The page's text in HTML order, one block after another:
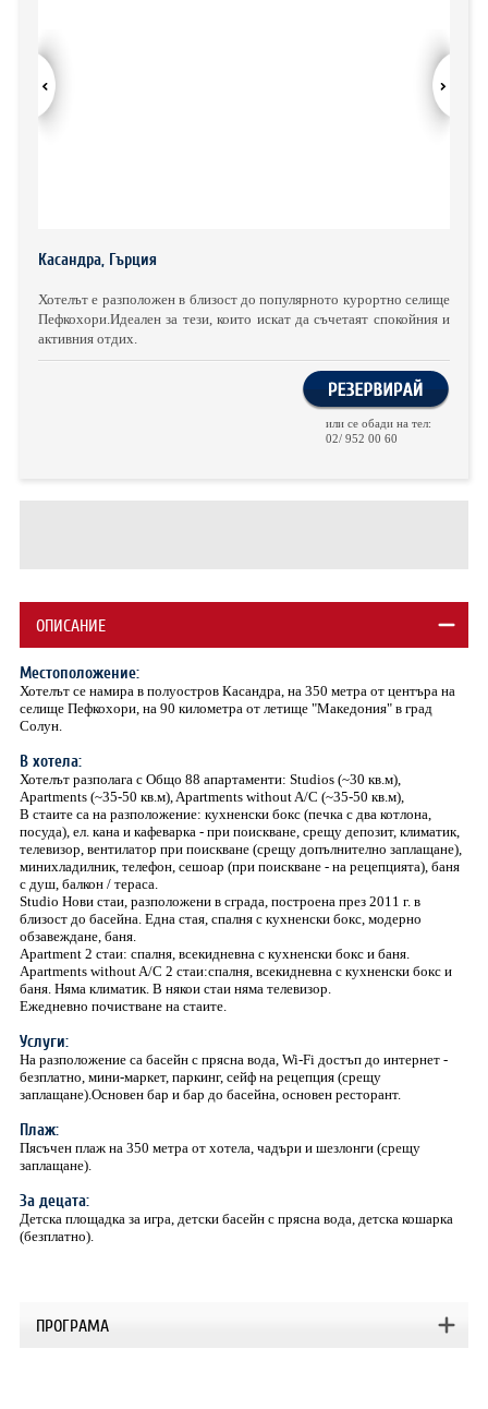
НОВА ГОДИНА 2027
ХОТЕЛИ В АЛБАНИЯ
ОБЩИ УСЛОВИЯ ПАКЕТНИ
Касандра, Гърция
Хотелът е разположен в близост до популярното курортно селище
Пефкохори.Идеален за тези, които искат да съчетаят спокойния и
активния отдих.
или се обади на тел:
02/ 952 00 60
ОПИСАНИЕ
Местоположение:
Хотелът се намира в полуостров Касандра, на 350 метра от центъра на
селище Пефкохори, на 90 километра от летище "Македония" в град
Солун.
В хотела:
Хотелът разполага с Общо 88 апартаменти: Studios (~30 кв.м),
Apartments (~35-50 кв.м), Apartments without A/C (~35-50 кв.м),
В стаите са на разположение: кухненски бокс (печка с два котлона,
посуда), ел. кана и кафеварка - при поискване, срещу депозит, климатик,
телевизор, вентилатор при поискване (срещу допълнително заплащане),
минихладилник, телефон, сешоар (при поискване - на рецепцията), баня
с душ, балкон / тераса.
Studio Нови стаи, разположени в сграда, построена през 2011 г. в
близост до басейна. Една стая, спалня с кухненски бокс, модерно
обзавеждане, баня.
Apartment 2 стаи: спалня, всекидневна с кухненски бокс и баня.
Apartments without A/C 2 стаи:спалня, всекидневна с кухненски бокс и
баня. Няма климатик. В някои стаи няма телевизор.
Ежедневно почистване на стаите.
Услуги:
На разположение са басейн с прясна вода, Wi-Fi достъп до интернет -
безплатно, мини-маркет, паркинг, сейф на рецепция (срещу
заплащане).Основен бар и бар до басейна, основен ресторант.
Плаж:
Пясъчен плаж на 350 метра от хотела, чадъри и шезлонги (срещу
заплащане).
За децата:
Детска площадка за игра, детски басейн с прясна вода, детска кошарка
(безплатно).
ПРОГРАМА